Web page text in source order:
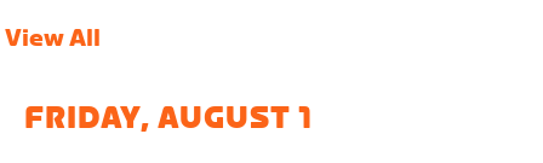
View All
FRIDAY, AUGUST 1